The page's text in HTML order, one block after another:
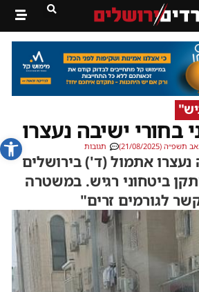
פתחבחורי ישיבה נעצרו
(21/08/2025) תגובות
נעצרו אתמול (ד') בירושלים
ביטחוני רגיש. במשטרה
לגורמים זרים"